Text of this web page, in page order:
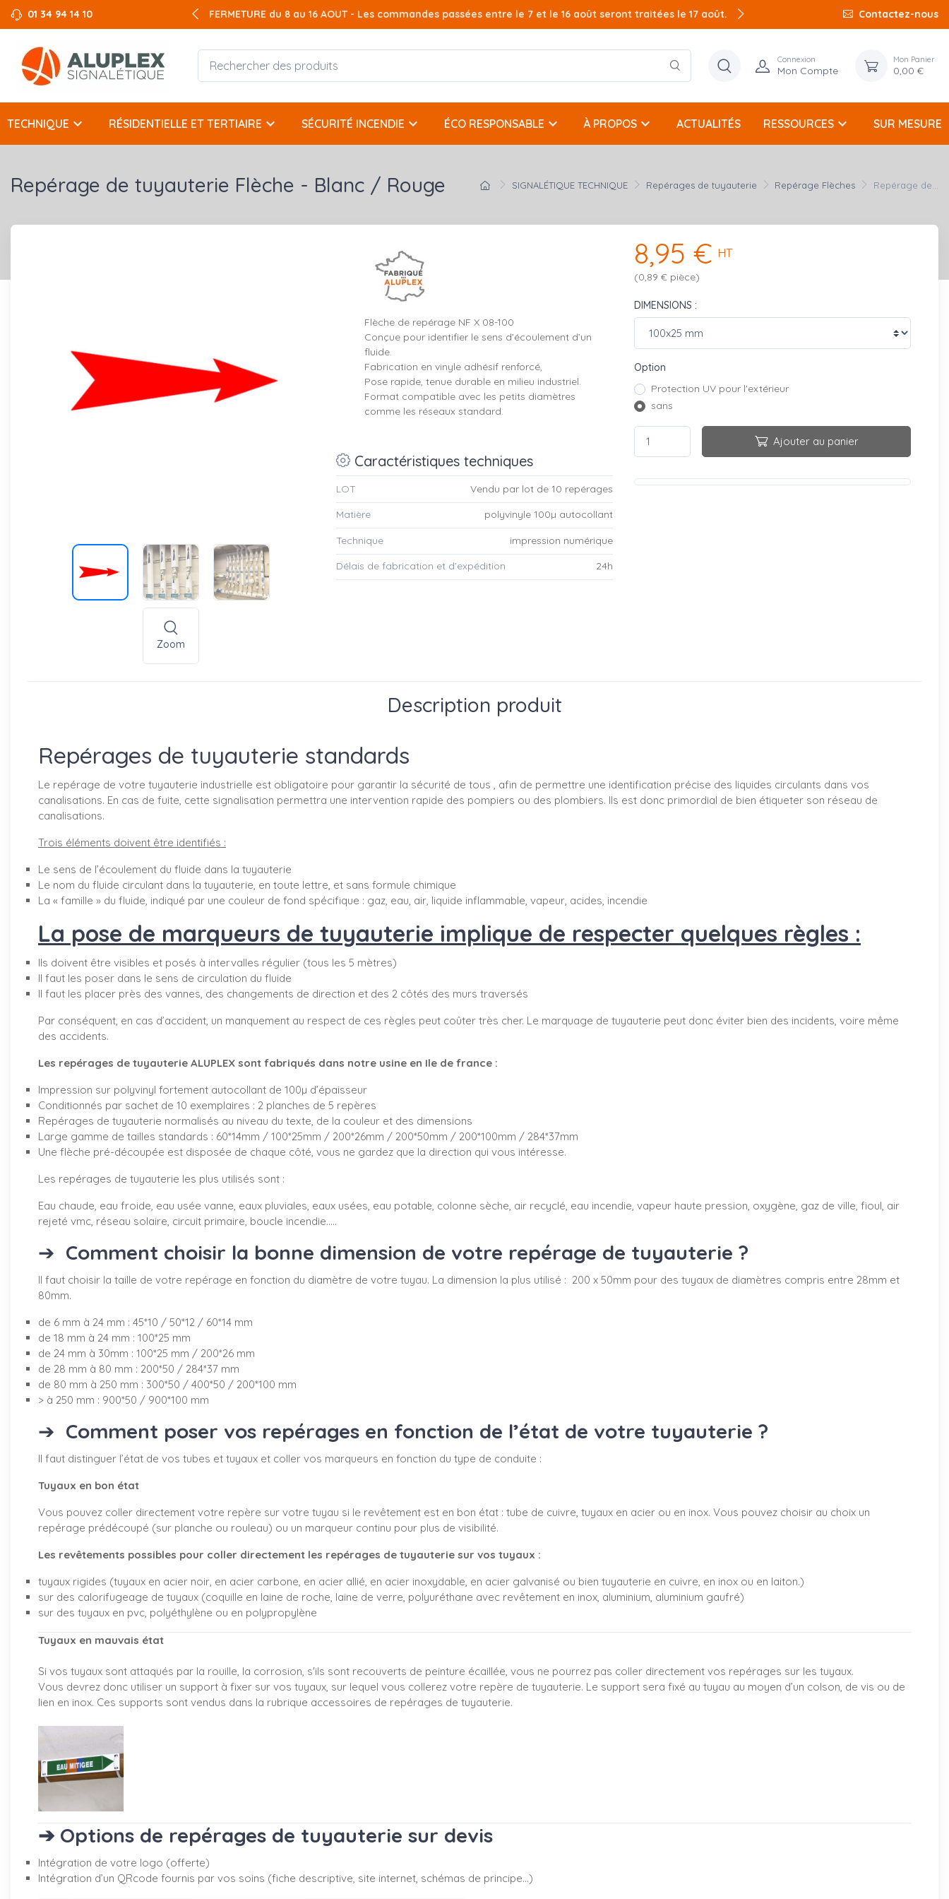
01 34 94 14 10 FERMETURE du 8 au 16 AOUT - Les commandes passées entre le 7 et le 16 août seront traitées le 17 août. Contactez-nous
Connexion
Mon Compte
Mon Panier
0,00 €
TECHNIQUE keyboard_arrow_down RÉSIDENTIELLE ET TERTIAIRE keyboard_arrow_down SÉCURITÉ INCENDIE keyboard_arrow_down ÉCO RESPONSABLE keyboard_arrow_down À PROPOS keyboard_arrow_down ACTUALITÉS RESSOURCES keyboard_arrow_down SUR MESURE
SIGNALÉTIQUE TECHNIQUE Repérages de tuyauterie Repérage Flèches Repérage de...
Repérage de tuyauterie Flèche - Blanc / Rouge
Zoom
Flèche de repérage NF X 08-100
Conçue pour identifier le sens d’écoulement d’un
fluide.
Fabrication en vinyle adhésif renforcé,
Pose rapide, tenue durable en milieu industriel.
Format compatible avec les petits diamètres
comme les réseaux standard.
Caractéristiques techniques
LOT Vendu par lot de 10 repérages
Matière polyvinyle 100µ autocollant
Technique impression numérique
Délais de fabrication et d’expédition 24h
8,95 € HT
(0,89 € pièce)
DIMENSIONS :
Option
Protection UV pour l'extérieur
sans
Ajouter au panier
Description produit
Repérages de tuyauterie standards
Le repérage de votre tuyauterie industrielle est obligatoire pour garantir la sécurité de tous , afin de permettre une identification précise des liquides circulants dans vos
canalisations. En cas de fuite, cette signalisation permettra une intervention rapide des pompiers ou des plombiers. Ils est donc primordial de bien étiqueter son réseau de
canalisations.
Trois éléments doivent être identifiés :
Le sens de l’écoulement du fluide dans la tuyauterie
Le nom du fluide circulant dans la tuyauterie, en toute lettre, et sans formule chimique
La « famille » du fluide, indiqué par une couleur de fond spécifique : gaz, eau, air, liquide inflammable, vapeur, acides, incendie
La pose de marqueurs de tuyauterie implique de respecter quelques règles :
Ils doivent être visibles et posés à intervalles régulier (tous les 5 mètres)
Il faut les poser dans le sens de circulation du fluide
Il faut les placer près des vannes, des changements de direction et des 2 côtés des murs traversés
Par conséquent, en cas d’accident, un manquement au respect de ces règles peut coûter très cher. Le marquage de tuyauterie peut donc éviter bien des incidents, voire même
des accidents.
Les repérages de tuyauterie ALUPLEX sont fabriqués dans notre usine en Ile de france :
Impression sur polyvinyl fortement autocollant de 100µ d’épaisseur
Conditionnés par sachet de 10 exemplaires : 2 planches de 5 repères
Repérages de tuyauterie normalisés au niveau du texte, de la couleur et des dimensions
Large gamme de tailles standards : 60*14mm / 100*25mm / 200*26mm / 200*50mm / 200*100mm / 284*37mm
Une flèche pré-découpée est disposée de chaque côté, vous ne gardez que la direction qui vous intéresse.
Les repérages de tuyauterie les plus utilisés sont :
Eau chaude, eau froide, eau usée vanne, eaux pluviales, eaux usées, eau potable, colonne sèche, air recyclé, eau incendie, vapeur haute pression, oxygène, gaz de ville, fioul, air
rejeté vmc, réseau solaire, circuit primaire, boucle incendie.....
➔ Comment choisir la bonne dimension de votre repérage de tuyauterie ?
Il faut choisir la taille de votre repérage en fonction du diamètre de votre tuyau. La dimension la plus utilisé : 200 x 50mm pour des tuyaux de diamètres compris entre 28mm et
80mm.
de 6 mm à 24 mm : 45*10 / 50*12 / 60*14 mm
de 18 mm à 24 mm : 100*25 mm
de 24 mm à 30mm : 100*25 mm / 200*26 mm
de 28 mm à 80 mm : 200*50 / 284*37 mm
de 80 mm à 250 mm : 300*50 / 400*50 / 200*100 mm
> à 250 mm : 900*50 / 900*100 mm
➔ Comment poser vos repérages en fonction de l’état de votre tuyauterie ?
Il faut distinguer l’état de vos tubes et tuyaux et coller vos marqueurs en fonction du type de conduite :
Tuyaux en bon état
Vous pouvez coller directement votre repère sur votre tuyau si le revêtement est en bon état : tube de cuivre, tuyaux en acier ou en inox. Vous pouvez choisir au choix un
repérage prédécoupé (sur planche ou rouleau) ou un marqueur continu pour plus de visibilité.
Les revêtements possibles pour coller directement les repérages de tuyauterie sur vos tuyaux :
tuyaux rigides (tuyaux en acier noir, en acier carbone, en acier allié, en acier inoxydable, en acier galvanisé ou bien tuyauterie en cuivre, en inox ou en laiton.)
sur des calorifugeage de tuyaux (coquille en laine de roche, laine de verre, polyuréthane avec revêtement en inox, aluminium, aluminium gaufré)
sur des tuyaux en pvc, polyéthylène ou en polypropylène
Tuyaux en mauvais état
Si vos tuyaux sont attaqués par la rouille, la corrosion, s'ils sont recouverts de peinture écaillée, vous ne pourrez pas coller directement vos repérages sur les tuyaux.
Vous devrez donc utiliser un support à fixer sur vos tuyaux, sur lequel vous collerez votre repère de tuyauterie. Le support sera fixé au tuyau au moyen d’un colson, de vis ou de
lien en inox. Ces supports sont vendus dans la rubrique accessoires de repérages de tuyauterie.
➔ Options de repérages de tuyauterie sur devis
Intégration de votre logo (offerte)
Intégration d’un QRcode fournis par vos soins (fiche descriptive, site internet, schémas de principe…)